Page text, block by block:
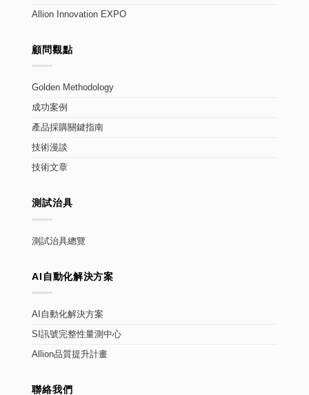
Allion Innovation EXPO
顧問觀點
Golden Methodology
成功案例
產品採購關鍵指南
技術漫談
技術文章
測試治具
測試治具總覽
AI自動化解決方案
AI自動化解決方案
SI訊號完整性量測中心
Allion品質提升計畫
聯絡我們